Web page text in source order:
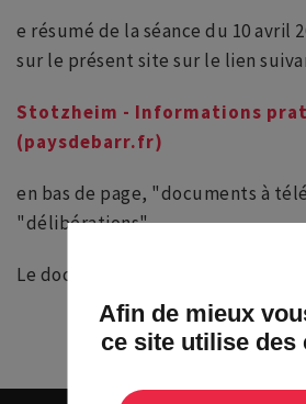
e résumé de la séance du 10 avril
sur le présent site sur le lien
Stotzheim - Informations
(paysdebarr.fr)
en bas de page, "documents à
"délibérations"
Le document est nommé "Résumé
Afin de mieux
ce site utilise des